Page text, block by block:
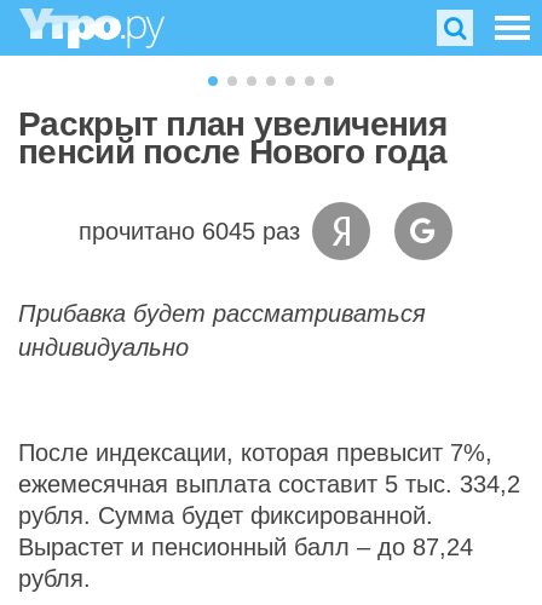
Раскрыт план увеличения
пенсий после Нового года
прочитано 6045 раз
Прибавка будет рассматриваться
индивидуально
После индексации, которая превысит 7%,
ежемесячная выплата составит 5 тыс. 334,2
рубля. Сумма будет фиксированной.
Вырастет и пенсионный балл – до 87,24
рубля.